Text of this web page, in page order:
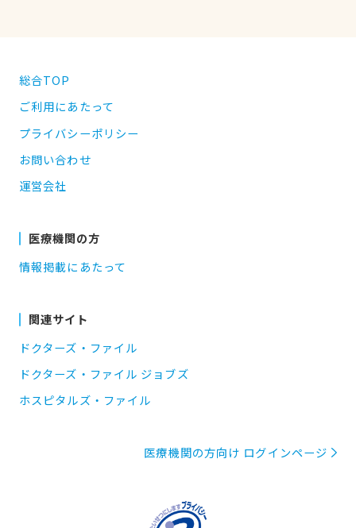
総合TOP
ご利用にあたって
プライバシーポリシー
お問い合わせ
運営会社
医療機関の方
情報掲載にあたって
関連サイト
ドクターズ・ファイル
ドクターズ・ファイル ジョブズ
ホスピタルズ・ファイル
医療機関の方向け ログインページ